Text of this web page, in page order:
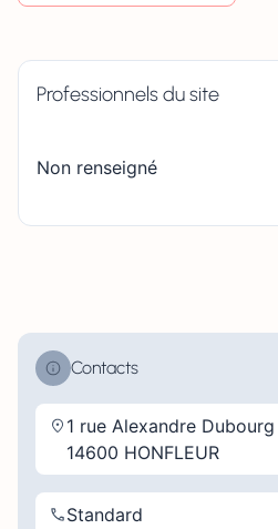
Professionnels du site
Non renseigné
Contacts
1 rue Alexandre Dubourg
14600 HONFLEUR
Standard